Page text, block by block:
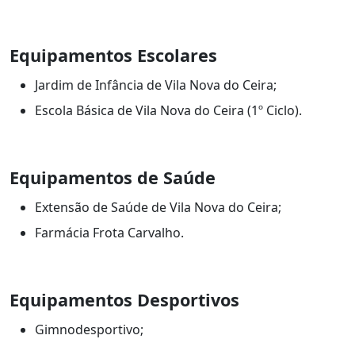
Equipamentos Escolares
Jardim de Infância de Vila Nova do Ceira;
Escola Básica de Vila Nova do Ceira (1º Ciclo).
Equipamentos de Saúde
Extensão de Saúde de Vila Nova do Ceira;
Farmácia Frota Carvalho.
Equipamentos Desportivos
Gimnodesportivo;